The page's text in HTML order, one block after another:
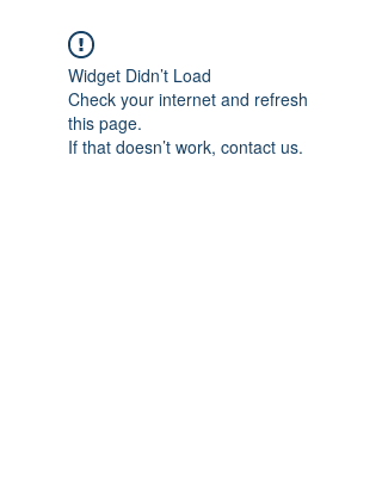
Widget Didn’t Load
Check your internet and refresh
this page.
If that doesn’t work, contact us.